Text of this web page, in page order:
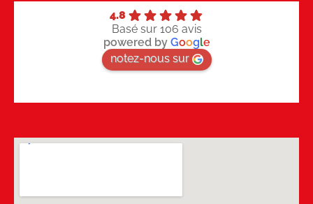
4.8
Basé sur 106 avis
powered by Google
notez-nous sur